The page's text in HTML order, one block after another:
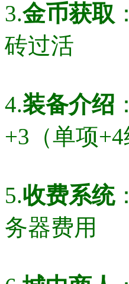
3.金币获取
砖过活
4.装备介绍
+3（单项
5.收费系统
务器费用